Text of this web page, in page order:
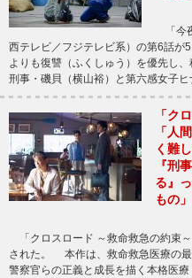
「今
西テレビ／フジテレビ系）の第6話
よりも復讐（ふくしゅう）を優先し
刑事・磯貝（横山裕）と第六感女子
「ク
「人
く難
『刑
る』
もの」
「クロスロード ～救命救急の約束
された。 本作は、救命救急医療の最
警察官らの正義と成長を描く本格医